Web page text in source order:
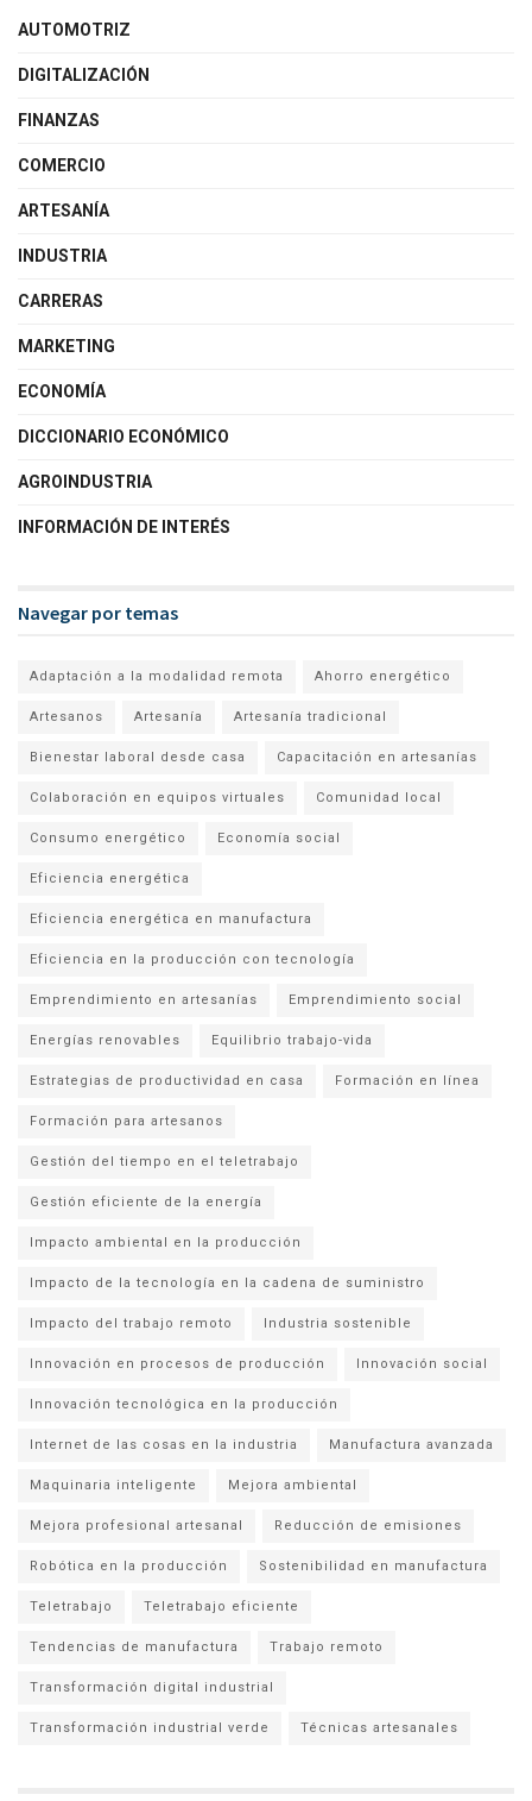
AUTOMOTRIZ
DIGITALIZACIÓN
FINANZAS
COMERCIO
ARTESANÍA
INDUSTRIA
CARRERAS
MARKETING
ECONOMÍA
DICCIONARIO ECONÓMICO
AGROINDUSTRIA
INFORMACIÓN DE INTERÉS
Navegar por temas
Adaptación a la modalidad remota Ahorro energético
Artesanos Artesanía Artesanía tradicional
Bienestar laboral desde casa Capacitación en artesanías
Colaboración en equipos virtuales Comunidad local
Consumo energético Economía social
Eficiencia energética
Eficiencia energética en manufactura
Eficiencia en la producción con tecnología
Emprendimiento en artesanías Emprendimiento social
Energías renovables Equilibrio trabajo-vida
Estrategias de productividad en casa Formación en línea
Formación para artesanos
Gestión del tiempo en el teletrabajo
Gestión eficiente de la energía
Impacto ambiental en la producción
Impacto de la tecnología en la cadena de suministro
Impacto del trabajo remoto Industria sostenible
Innovación en procesos de producción Innovación social
Innovación tecnológica en la producción
Internet de las cosas en la industria Manufactura avanzada
Maquinaria inteligente Mejora ambiental
Mejora profesional artesanal Reducción de emisiones
Robótica en la producción Sostenibilidad en manufactura
Teletrabajo Teletrabajo eficiente
Tendencias de manufactura Trabajo remoto
Transformación digital industrial
Transformación industrial verde Técnicas artesanales